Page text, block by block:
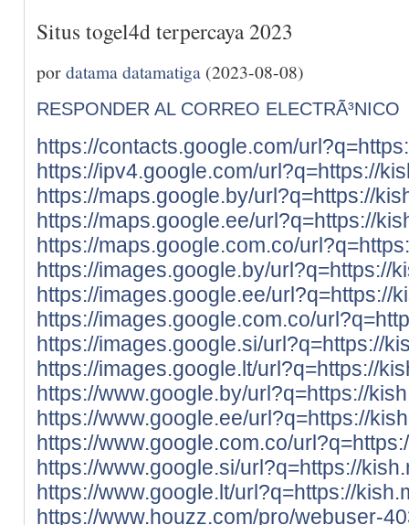
Situs togel4d terpercaya 2023
pordatama datamatiga (2023-08-08)
RESPONDER AL CORREO ELECTRÃ³NICO
https://contacts.google.com/
https://ipv4.google.com/url?q=https://
https://maps.google.by/url?q=https://
https://maps.google.ee/url?q=https://
https://maps.google.com.co/
https://images.google.by/url?q=https://
https://images.google.ee/url?q=https://
https://images.google.com.co/
https://images.google.si/url?q=https://
https://images.google.lt/url?q=https://
https://www.google.by/url?q=https://
https://www.google.ee/url?q=https://
https://www.google.com.co/
https://www.google.si/url?q=https://
https://www.google.lt/url?q=https://
https://www.houzz.com/pro/webuser-